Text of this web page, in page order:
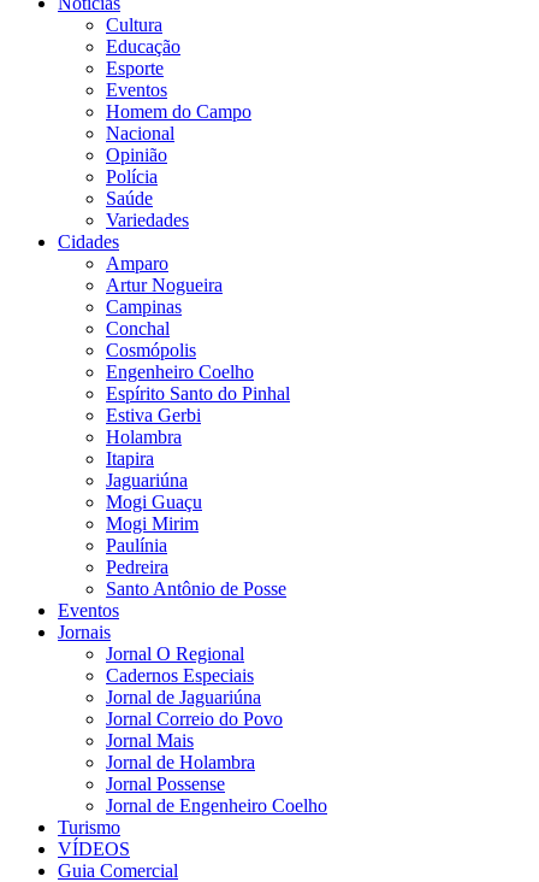
Cultura
Educação
Esporte
Eventos
Homem do Campo
Nacional
Opinião
Polícia
Saúde
Variedades
Cidades
Amparo
Artur Nogueira
Campinas
Conchal
Cosmópolis
Engenheiro Coelho
Espírito Santo do Pinhal
Estiva Gerbi
Holambra
Itapira
Jaguariúna
Mogi Guaçu
Mogi Mirim
Paulínia
Pedreira
Santo Antônio de Posse
Eventos
Jornais
Jornal O Regional
Cadernos Especiais
Jornal de Jaguariúna
Jornal Correio do Povo
Jornal Mais
Jornal de Holambra
Jornal Possense
Jornal de Engenheiro Coelho
Turismo
VÍDEOS
Guia Comercial